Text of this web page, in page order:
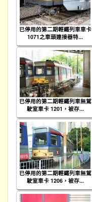
已停用的第二期輕鐵列車車卡
1071之車頭連接器特...
已停用的第二期輕鐵列車無駕
駛室車卡 1201，被存...
已停用的第二期輕鐵列車無駕
駛室車卡 1206，被存...